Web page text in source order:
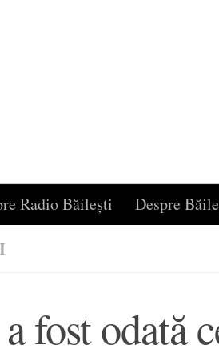
Radio Băilești Despre
fost odată